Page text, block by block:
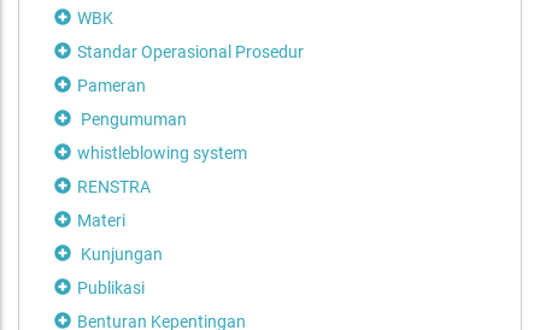
WBK
Standar Operasional Prosedur
Pameran
Pengumuman
whistleblowing system
RENSTRA
Materi
Kunjungan
Publikasi
Benturan Kepentingan